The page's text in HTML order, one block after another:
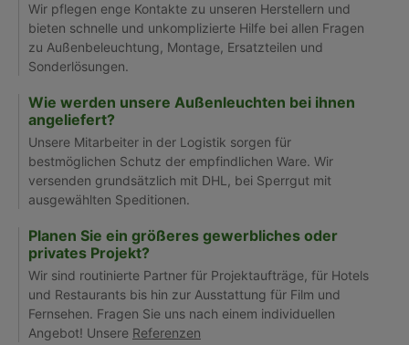
Wir pflegen enge Kontakte zu unseren Herstellern und
bieten schnelle und unkomplizierte Hilfe bei allen Fragen
zu Außenbeleuchtung, Montage, Ersatzteilen und
Sonderlösungen.
Wie werden unsere Außenleuchten bei ihnen
angeliefert?
Unsere Mitarbeiter in der Logistik sorgen für
bestmöglichen Schutz der empfindlichen Ware. Wir
versenden grundsätzlich mit DHL, bei Sperrgut mit
ausgewählten Speditionen.
Planen Sie ein größeres gewerbliches oder
privates Projekt?
Wir sind routinierte Partner für Projektaufträge, für Hotels
und Restaurants bis hin zur Ausstattung für Film und
Fernsehen. Fragen Sie uns nach einem individuellen
Angebot! Unsere Referenzen